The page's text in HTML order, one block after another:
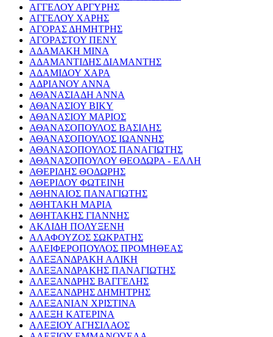
ΑΓΓΕΛΟΥ ΑΡΓΥΡΗΣ
ΑΓΓΕΛΟΥ ΧΑΡΗΣ
ΑΓΟΡΑΣ ΔΗΜΗΤΡΗΣ
ΑΓΟΡΑΣΤΟΥ ΠΕΝΥ
ΑΔΑΜΑΚΗ ΜΙΝΑ
ΑΔΑΜΑΝΤΙΔΗΣ ΔΙΑΜΑΝΤΗΣ
ΑΔΑΜΙΔΟΥ ΧΑΡΑ
ΑΔΡΙΑΝΟΥ ΑΝΝΑ
ΑΘΑΝΑΣΙΑΔΗ ΑΝΝΑ
ΑΘΑΝΑΣΙΟΥ ΒΙΚΥ
ΑΘΑΝΑΣΙΟΥ ΜΑΡΙΟΣ
ΑΘΑΝΑΣΟΠΟΥΛΟΣ ΒΑΣΙΛΗΣ
ΑΘΑΝΑΣΟΠΟΥΛΟΣ ΙΩΑΝΝΗΣ
ΑΘΑΝΑΣΟΠΟΥΛΟΣ ΠΑΝΑΓΙΩΤΗΣ
ΑΘΑΝΑΣΟΠΟΥΛΟΥ ΘΕΟΔΩΡΑ - ΕΛΛΗ
ΑΘΕΡΙΔΗΣ ΘΟΔΩΡΗΣ
ΑΘΕΡΙΔΟΥ ΦΩΤΕΙΝΗ
ΑΘΗΝΑΙΟΣ ΠΑΝΑΓΙΩΤΗΣ
ΑΘΗΤΑΚΗ ΜΑΡΙΑ
ΑΘΗΤΑΚΗΣ ΓΙΑΝΝΗΣ
ΑΚΛΙΔΗ ΠΟΛΥΞΕΝΗ
ΑΛΑΦΟΥΖΟΣ ΣΩΚΡΑΤΗΣ
ΑΛΕΙΦΕΡΟΠΟΥΛΟΣ ΠΡΟΜΗΘΕΑΣ
ΑΛΕΞΑΝΔΡΑΚΗ ΑΛΙΚΗ
ΑΛΕΞΑΝΔΡΑΚΗΣ ΠΑΝΑΓΙΩΤΗΣ
ΑΛΕΞΑΝΔΡΗΣ ΒΑΓΓΕΛΗΣ
ΑΛΕΞΑΝΔΡΗΣ ΔΗΜΗΤΡΗΣ
ΑΛΕΞΑΝΙΑΝ ΧΡΙΣΤΙΝΑ
ΑΛΕΞΗ ΚΑΤΕΡΙΝΑ
ΑΛΕΞΙΟΥ ΑΓΗΣΙΛΑΟΣ